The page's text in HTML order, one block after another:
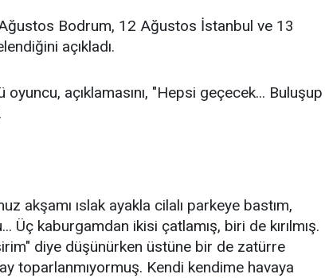
Ağustos Bodrum, 12 Ağustos İstanbul ve 13
açıkladı.
oyuncu, açıklamasını, "Hepsi geçecek... Buluşup
akşamı ıslak ayakla cilalı parkeye bastım,
Üç kaburgamdan ikisi çatlamış, biri de kırılmış.
diye düşünürken üstüne bir de zatürre
toparlanmıyormuş. Kendi kendime havaya